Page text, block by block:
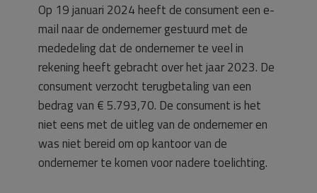
Op 19 januari 2024 heeft de consument een e-
mail naar de ondernemer gestuurd met de
mededeling dat de ondernemer te veel in
rekening heeft gebracht over het jaar 2023. De
consument verzocht terugbetaling van een
bedrag van € 5.793,70. De consument is het
niet eens met de uitleg van de ondernemer en
was niet bereid om op kantoor van de
ondernemer te komen voor nadere toelichting.